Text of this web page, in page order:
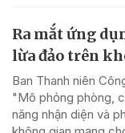
Ra mắt ứng
lừa đảo trên
Ban Thanh niên
"Mô phỏng phòng,
năng nhận diện và